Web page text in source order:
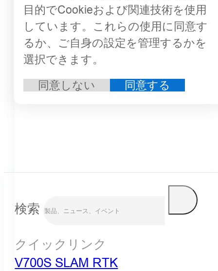
目的でCookieおよび関連技術を使用
しています。これらの使用に同意す
るか、ご自身の設定を管理するかを
選択できます。
同意しない 同意する
検索
クイックリンク
V700S SLAM RTK